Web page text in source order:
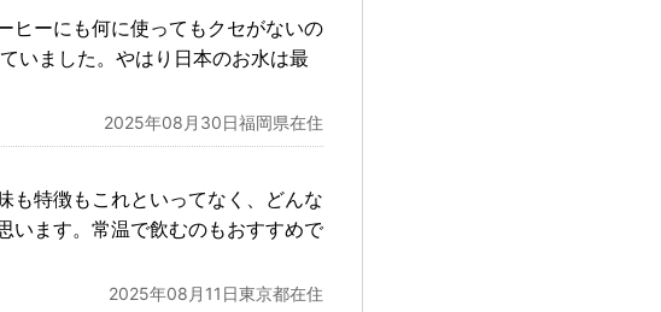
ヒーにも何に使ってもクセがないの
いました。やはり日本のお水は最
2025年08月30日福岡県在住
も特徴もこれといってなく、どんな
います。常温で飲むのもおすすめで
2025年08月11日東京都在住